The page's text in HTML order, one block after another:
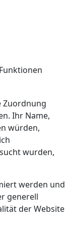
Zuordnung
Ihr Name,
würden,
wurden,
werden und
generell
der Website